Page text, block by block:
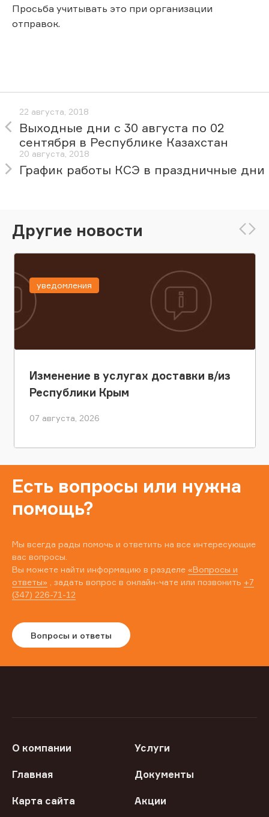
Просьба учитывать это при организации
отправок.
22 августа, 2018
Выходные дни с 30 августа по 02
сентября в Республике Казахстан
20 августа, 2018
График работы КСЭ в праздничные дни
Другие новости
Изменение в услугах доставки в/из
Республики Крым
07 августа, 2026
уведомления
Есть вопросы или нужна
помощь?
Мы всегда рады помочь и ответить на все интересующие
вас вопросы.
Вы можете найти информацию в разделе «Вопросы и
ответы» , задать вопрос в онлайн-чате или позвонить +7
(347) 226-71-12
Вопросы и ответы
О компании Услуги
Главная Документы
Карта сайта Акции